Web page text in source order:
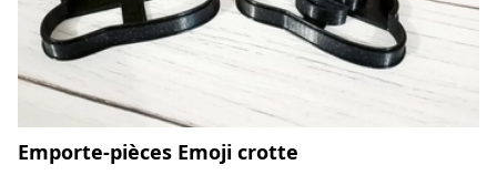
Emporte-pièces Emoji crotte